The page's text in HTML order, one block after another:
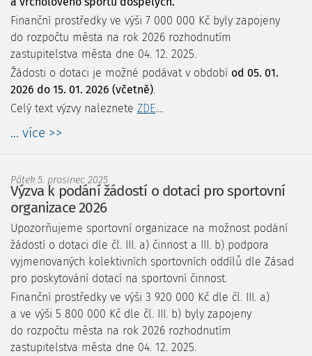
Finanční prostředky ve výši 7 000 000 Kč byly zapojeny
do rozpočtu města na rok 2026 rozhodnutím
zastupitelstva města dne 04. 12. 2025.
Žádosti o dotaci je možné podávat v období od 05. 01.
2026 do 15. 01. 2026 (včetně).
Celý text výzvy naleznete ZDE....
... více >>
Pátek 5. prosinec 2025
Výzva k podání žádostí o dotaci pro sportovní
organizace 2026
Upozorňujeme sportovní organizace na možnost podání
žádostí o dotaci dle čl. III. a) činnost a III. b) podpora
vyjmenovaných kolektivních sportovních oddílů dle Zásad
pro poskytování dotací na sportovní činnost.
Finanční prostředky ve výši 3 920 000 Kč dle čl. III. a)
a ve výši 5 800 000 Kč dle čl. III. b) byly zapojeny
do rozpočtu města na rok 2026 rozhodnutím
zastupitelstva města dne 04. 12. 2025.